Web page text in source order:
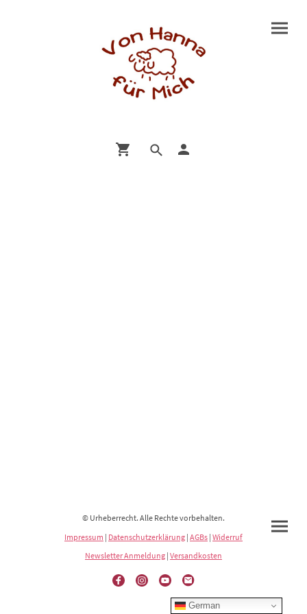
© Urheberrecht. Alle Rechte vorbehalten.
Impressum | Datenschutzerklärung | AGBs | Widerruf
Newsletter Anmeldung | Versandkosten
German